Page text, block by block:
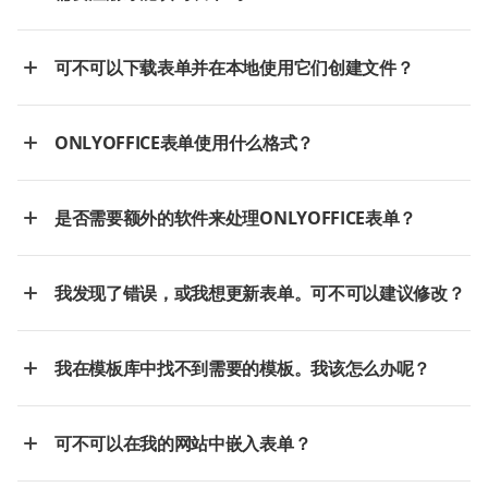
可不可以下载表单并在本地使用它们创建文件？
ONLYOFFICE表单使用什么格式？
是否需要额外的软件来处理ONLYOFFICE表单？
我发现了错误，或我想更新表单。可不可以建议修改？
我在模板库中找不到需要的模板。我该怎么办呢？
可不可以在我的网站中嵌入表单？